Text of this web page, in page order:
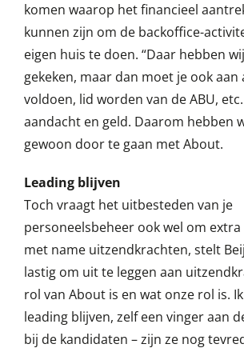
komen waarop het financieel
kunnen zijn om de backoffice-
eigen huis te doen. “Daar hebben
gekeken, maar dan moet je ook aan
voldoen, lid worden van de ABU,
aandacht en geld. Daarom hebben
gewoon door te gaan met About.
Leading blijven
Toch vraagt het uitbesteden van je
personeelsbeheer ook wel om
met name uitzendkrachten, stelt
lastig om uit te leggen aan
rol van About is en wat onze rol is.
leading blijven, zelf een vinger aan
bij de kandidaten – zijn ze nog